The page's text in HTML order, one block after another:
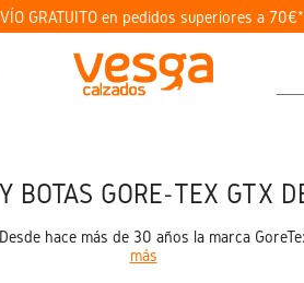
GRATUITO en pedidos superiores a 70€*
BOTAS GORE-TEX GTX
hace más de 30 años la marca
más